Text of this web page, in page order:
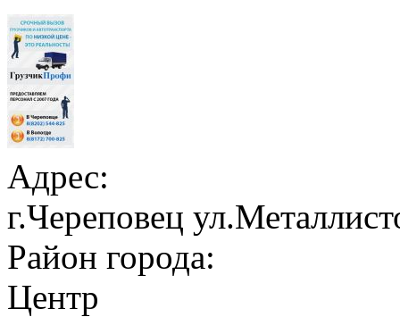
Адрес:
г.Череповец
Район города:
Центр